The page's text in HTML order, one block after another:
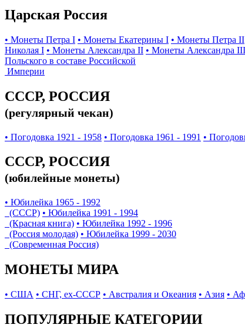
Царская Россия
• Монеты Петра I • Монеты Екатерины I • Монеты Петра II
Николая I • Монеты Александра II • Монеты Александра III
Польского в составе Российской
Империи
СССР, РОССИЯ
(регулярный чекан)
• Погодовка 1921 - 1958 • Погодовка 1961 - 1991 •
СССР, РОССИЯ
(юбилейные монеты)
• Юбилейка 1965 - 1992
(СССР) • Юбилейка 1991 - 1994
(Красная книга) • Юбилейка 1992 - 1996
(Россия молодая) • Юбилейка 1999 - 2030
(Современная Россия)
МОНЕТЫ МИРА
• США • СНГ, ex-СССР • Австралия и Океания • Азия •
ПОПУЛЯРНЫЕ КАТЕГОРИИ